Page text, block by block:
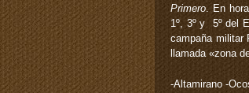
Primero . En
1º, 3º y 5º del
campaña militar
llamada «zona
-Altamirano -